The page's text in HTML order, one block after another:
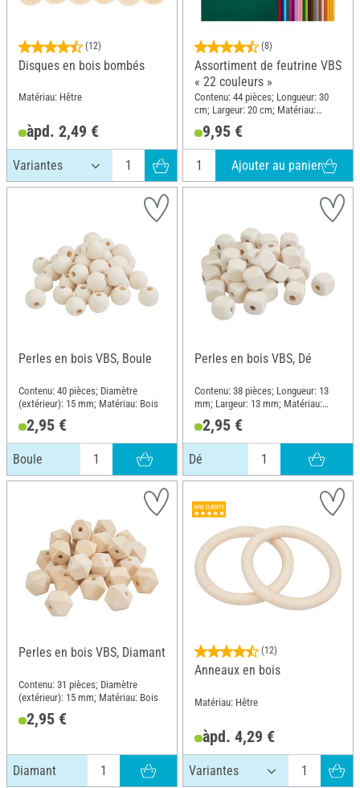
(12)
Disques en bois bombés
Matériau: Hêtre
àpd. 2,49 €
(8)
Assortiment de feutrine VBS
« 22 couleurs »
Contenu: 44 pièces; Longueur: 30
cm; Largeur: 20 cm; Matériau:
Feutrine
9,95 €
Ajouter au panier
Perles en bois VBS, Boule
Contenu: 40 pièces; Diamètre
(extérieur): 15 mm; Matériau: Bois
2,95 €
Boule
Perles en bois VBS, Dé
Contenu: 38 pièces; Longueur: 13
mm; Largeur: 13 mm; Matériau:
Bois
2,95 €
Dé
Perles en bois VBS, Diamant
Contenu: 31 pièces; Diamètre
(extérieur): 15 mm; Matériau: Bois
2,95 €
Diamant
(12)
Anneaux en bois
Matériau: Hêtre
àpd. 4,29 €